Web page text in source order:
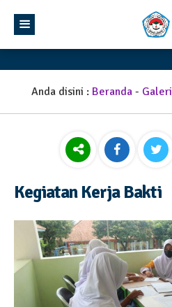
Anda disini : Beranda - Galeri
Kegiatan Kerja Bakti